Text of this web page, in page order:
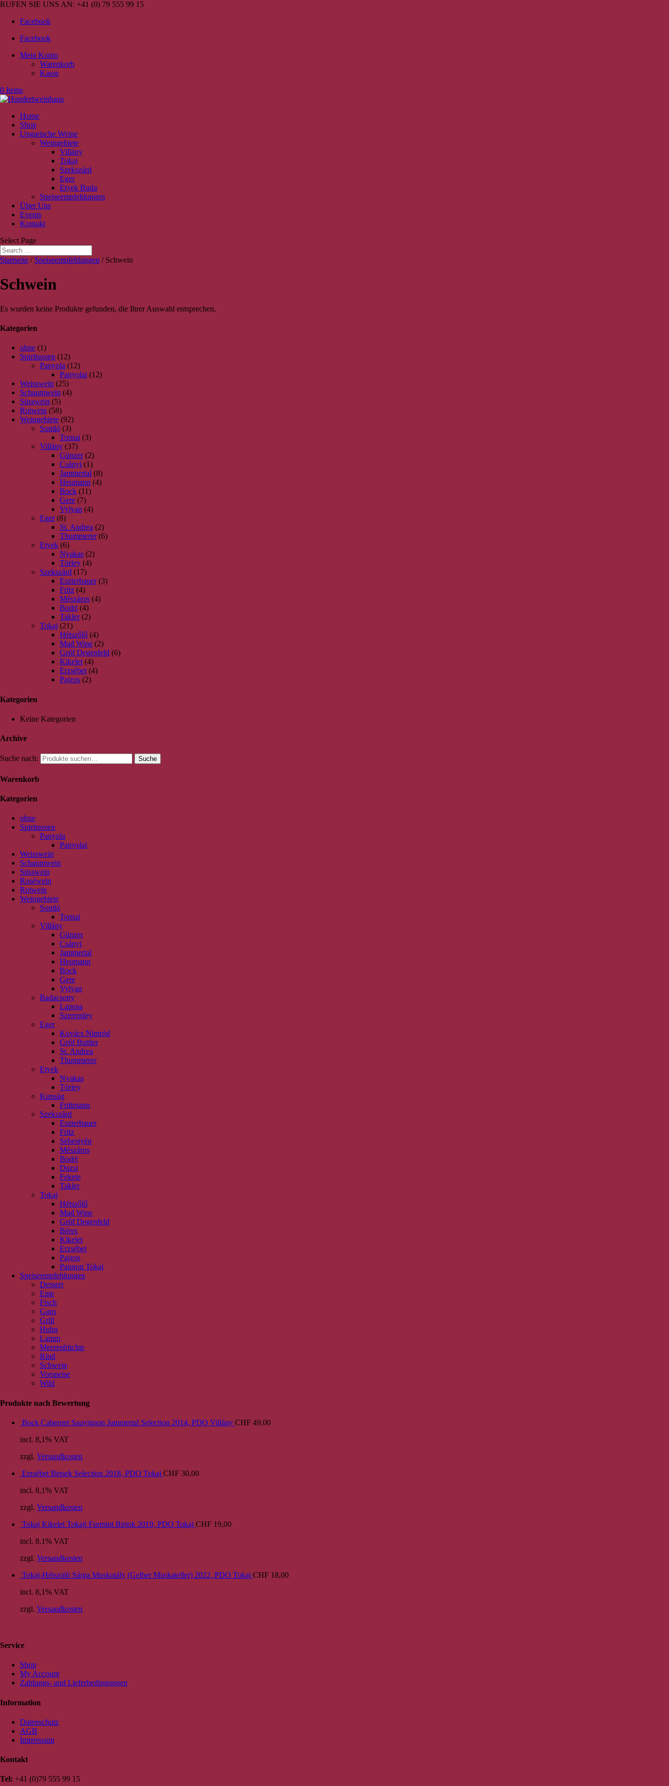
RUFEN SIE UNS AN: +41 (0) 79 555 99 15
Facebook
Facebook
Mein Konto
Warenkorb
Kasse
0 Items
Home
Shop
Ungarische Weine
Weingebiete
Villány
Tokaj
Szekszárd
Eger
Etyek Buda
Speiseempfehlungen
Über Uns
Events
Kontakt
Select Page
Startseite / Speiseempfehlungen / Schwein
Schwein
Es wurden keine Produkte gefunden, die Ihrer Auswahl entsprechen.
Kategorien
ohne (1)
Spirituosen (12)
Panyola (12)
Panyolai (12)
Weisswein (25)
Schaumwein (4)
Süsswein (5)
Rotwein (58)
Weingebiete (92)
Somló (3)
Tornai (3)
Villány (37)
Günzer (2)
Csányi (1)
Jammertal (8)
Heumann (4)
Bock (11)
Gere (7)
Vylyan (4)
Eger (8)
St. Andrea (2)
Thummerer (6)
Etyek (6)
Nyakas (2)
Törley (4)
Szekszárd (17)
Eszterbauer (3)
Fritz (4)
Mészáros (4)
Bodri (4)
Takler (2)
Tokaj (21)
Hétszőlő (4)
Mad Wine (2)
Gróf Degenfeld (6)
Kikelet (4)
Erzsébet (4)
Pajzos (2)
Kategorien
Keine Kategorien
Archive
Suche nach: Suche
Warenkorb
Kategorien
ohne
Spirituosen
Panyola
Panyolai
Weisswein
Schaumwein
Süsswein
Roséwein
Rotwein
Weingebiete
Somló
Tornai
Villány
Günzer
Csányi
Jammertal
Heumann
Bock
Gere
Vylyan
Badacsony
Laposa
Szeremley
Eger
Kovács Nimród
Gróf Buttler
St. Andrea
Thummerer
Etyek
Nyakas
Törley
Kunság
Frittmann
Szekszárd
Eszterbauer
Fritz
Sebestyén
Mészáros
Bodri
Duzsi
Fekete
Takler
Tokaj
Hétszőlő
Mad Wine
Gróf Degenfeld
Béres
Kikelet
Erzsébet
Pajzos
Pannon Tokaj
Speiseempfehlungen
Dessert
Ente
Fisch
Gans
Grill
Huhn
Lamm
Meeresfrüchte
Rind
Schwein
Vorspeise
Wild
Produkte nach Bewertung
Bock Cabernet Sauvignon Jammertal Selection 2014, PDO Villány CHF 49,00
incl. 8,1% VAT
zzgl. Versandkosten
Erzsébet Betsek Selection 2018, PDO Tokaj CHF 30,00
incl. 8,1% VAT
zzgl. Versandkosten
Tokaj Kikelet Tokaji Furmint Birtok 2019, PDO Tokaj CHF 19,00
incl. 8,1% VAT
zzgl. Versandkosten
Tokaj-Hétszölö Sárga Muskotály (Gelber Muskateller) 2022, PDO Tokaj CHF 18,00
incl. 8,1% VAT
zzgl. Versandkosten
Service
Shop
My Account
Zahlungs- und Lieferbedingungen
Information
Datenschutz
AGB
Impressum
Kontakt
Tel: +41 (0)79 555 99 15